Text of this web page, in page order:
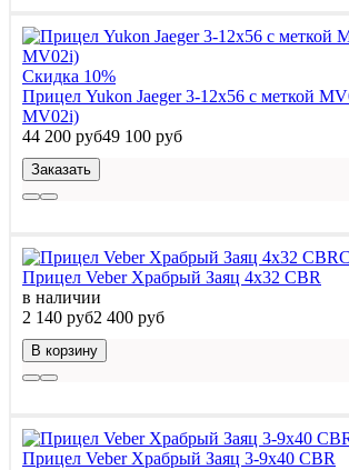
Скидка 10%
Прицел Yukon Jaeger 3-12x56 с меткой
MV02i)
44 200 руб49 100 руб
Заказать
Прицел Veber Храбрый Заяц 4x32 CBR
в наличии
2 140 руб2 400 руб
В корзину
Прицел Veber Храбрый Заяц 3-9x40 CBR